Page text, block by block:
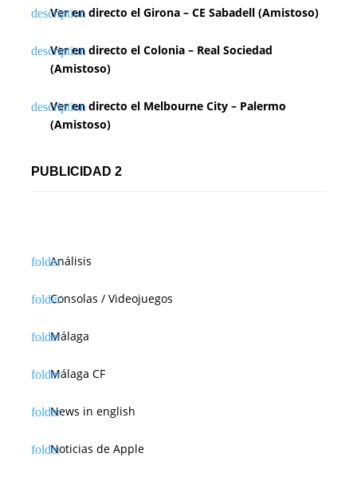
Ver en directo el Girona – CE Sabadell (Amistoso)
Ver en directo el Colonia – Real Sociedad
(Amistoso)
Ver en directo el Melbourne City – Palermo
(Amistoso)
PUBLICIDAD 2
Análisis
Consolas / Videojuegos
Málaga
Málaga CF
News in english
Noticias de Apple